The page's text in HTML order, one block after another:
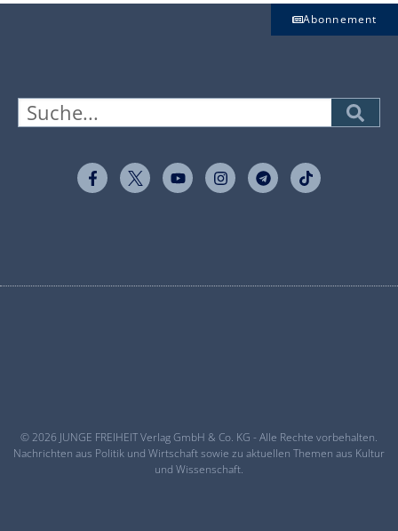
Abonnement
© 2026 JUNGE FREIHEIT Verlag GmbH & Co. KG - Alle Rechte vorbehalten.
Nachrichten aus Politik und Wirtschaft sowie zu aktuellen Themen aus Kultur
und Wissenschaft.